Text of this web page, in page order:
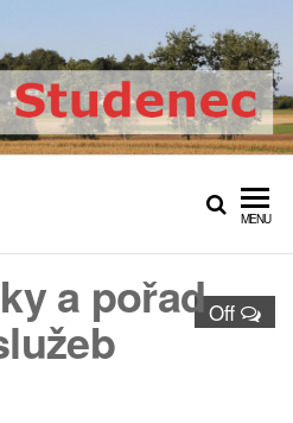
Oficiální web římskokatolické
farnosti Studenec
MENU
Off
a pořad